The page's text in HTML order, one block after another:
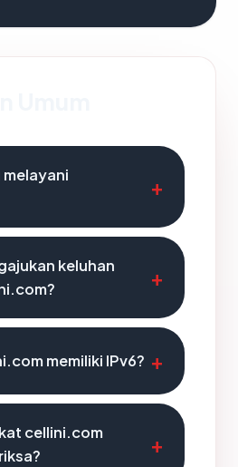
melayani
keluhan
memiliki IPv6?
cellini.com